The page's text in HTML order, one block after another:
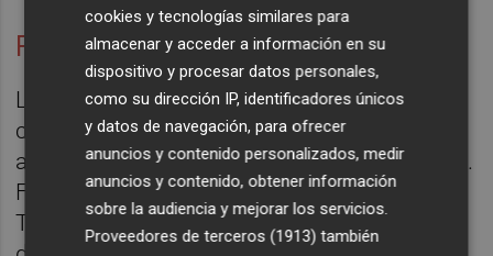
Fiestas Patronales de Seborbe
Las Fiestas Patronales de Segorbe
comienzan el último sábado de agosto, este
año son el 26 de agostoy durante siete días.
Fueron declaradas Fiestas de Interés
Turístico Nacional en 2006. Unas fiestas
cookies y tecnologías similares para
almacenar y acceder a información en su
dispositivo y procesar datos personales,
como su dirección IP, identificadores únicos
y datos de navegación, para ofrecer
anuncios y contenido personalizados, medir
anuncios y contenido, obtener información
sobre la audiencia y mejorar los servicios.
Proveedores de terceros (1913) también